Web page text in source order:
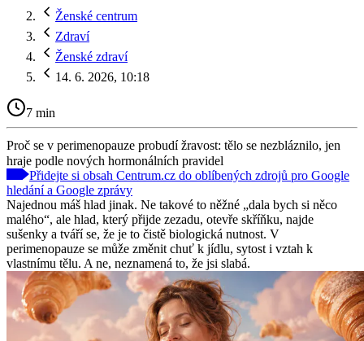
Ženské centrum
Zdraví
Ženské zdraví
14. 6. 2026, 10:18
7 min
Proč se v perimenopauze probudí žravost: tělo se nezbláznilo, jen
hraje podle nových hormonálních pravidel
Přidejte si obsah Centrum.cz do oblíbených zdrojů pro Google
hledání a Google zprávy
Najednou máš hlad jinak. Ne takové to něžné „dala bych si něco
malého“, ale hlad, který přijde zezadu, otevře skříňku, najde
sušenky a tváří se, že je to čistě biologická nutnost. V
perimenopauze se může změnit chuť k jídlu, sytost i vztah k
vlastnímu tělu. A ne, neznamená to, že jsi slabá.